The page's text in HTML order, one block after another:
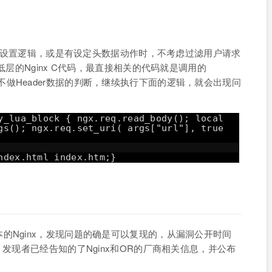
置逻辑，或是有设定头数据动作时，不考虑过滤用户请求
的Nginx C代码，最直接相关的代码就是调用的
Header数据的判断，继续执行下面的逻辑，就会出现问
{ ngx.req.read_body(); local
ngx.req.set_uri( args["url"], true
index.htm;}
Nginx，发现问题的确是可以复现的，从漏洞公开时间
现者已经告知的了Nginx和OR的厂商相关信息，并公布